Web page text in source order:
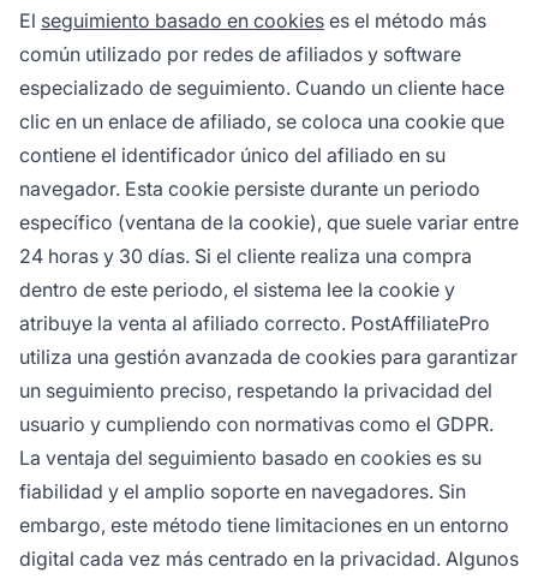
El seguimiento basado en cookies es el método más
común utilizado por redes de afiliados y software
especializado de seguimiento. Cuando un cliente hace
clic en un enlace de afiliado, se coloca una cookie que
contiene el identificador único del afiliado en su
navegador. Esta cookie persiste durante un periodo
específico (ventana de la cookie), que suele variar entre
24 horas y 30 días. Si el cliente realiza una compra
dentro de este periodo, el sistema lee la cookie y
atribuye la venta al afiliado correcto. PostAffiliatePro
utiliza una gestión avanzada de cookies para garantizar
un seguimiento preciso, respetando la privacidad del
usuario y cumpliendo con normativas como el GDPR.
La ventaja del seguimiento basado en cookies es su
fiabilidad y el amplio soporte en navegadores. Sin
embargo, este método tiene limitaciones en un entorno
digital cada vez más centrado en la privacidad. Algunos